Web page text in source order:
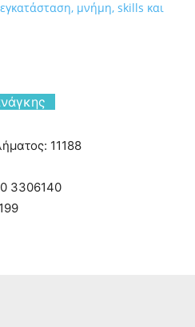
μνήμη, skills και
11188
3306140